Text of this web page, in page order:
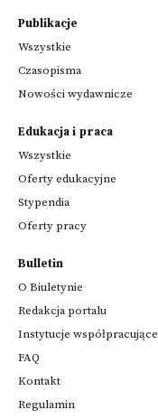
Publikacje
Wszystkie
Czasopisma
Nowości wydawnicze
Edukacja i praca
Wszystkie
Oferty edukacyjne
Stypendia
Oferty pracy
Bulletin
O Biuletynie
Redakcja portalu
Instytucje współpracujące
FAQ
Kontakt
Regulamin